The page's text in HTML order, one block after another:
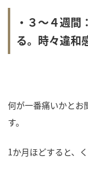
・３～４週間
る。時々違和
何が一番痛いかとお
す。
1か月ほどすると、